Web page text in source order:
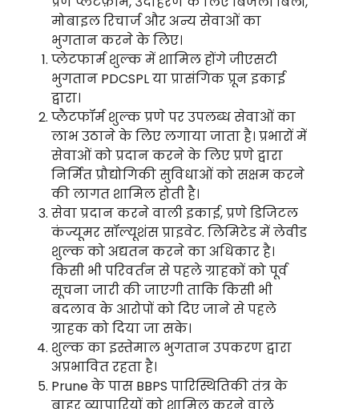
मोबाइल रिचार्ज और अन्य सेवाओं का
भुगतान करने के लिए।
प्लेटफार्म शुल्क में शामिल होंगे जीएसटी
भुगतान PDCSPL या प्रासंगिक प्रून इकाई
द्वारा।
प्लैटफॉर्म शुल्क प्रणे पर उपलब्ध सेवाओं का
लाभ उठाने के लिए लगाया जाता है। प्रभारों में
सेवाओं को प्रदान करने के लिए प्रणे द्वारा
निर्मित प्रौद्योगिकी सुविधाओं को सक्षम करने
की लागत शामिल होती है।
सेवा प्रदान करने वाली इकाई, प्रणे डिजिटल
कंज्यूमर सॉल्यूशंस प्राइवेट. लिमिटेड में लेवीड
शुल्क को अद्यतन करने का अधिकार है।
किसी भी परिवर्तन से पहले ग्राहकों को पूर्व
सूचना जारी की जाएगी ताकि किसी भी
बदलाव के आरोपों को दिए जाने से पहले
ग्राहक को दिया जा सके।
शुल्क का इस्तेमाल भुगतान उपकरण द्वारा
अप्रभावित रहता है।
Prune के पास BBPS पारिस्थितिकी तंत्र के